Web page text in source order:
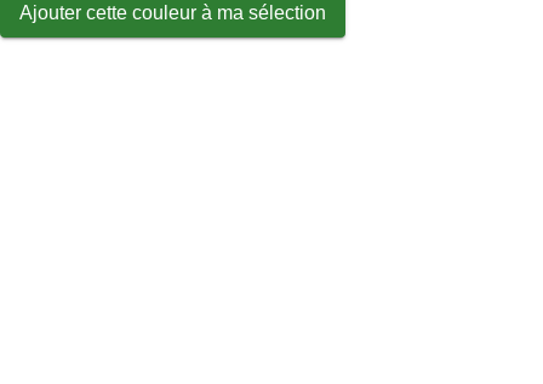
Ajouter cette couleur à ma sélection